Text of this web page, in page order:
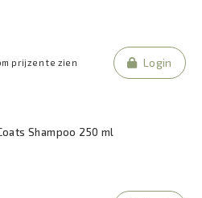
prijzen te zien Login
Shampoo 250 ml